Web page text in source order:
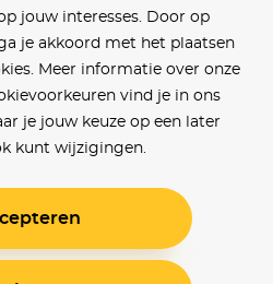
jouw interesses. Door op
je akkoord met het plaatsen
Meer informatie over onze
vind je in ons
je jouw keuze op een later
kunt wijzigingen.
Thuis
CVD
Cookies